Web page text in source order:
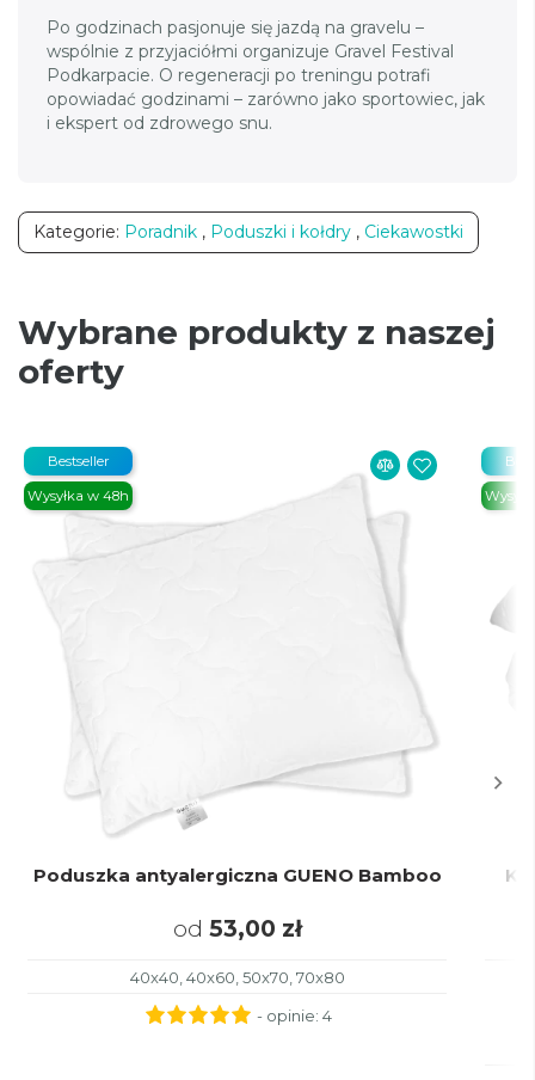
Po godzinach pasjonuje się jazdą na gravelu –
wspólnie z przyjaciółmi organizuje Gravel Festival
Podkarpacie. O regeneracji po treningu potrafi
opowiadać godzinami – zarówno jako sportowiec, jak
i ekspert od zdrowego snu.
Kategorie: Poradnik , Poduszki i kołdry , Ciekawostki
Wybrane produkty z naszej
oferty
Poduszka antyalergiczna GUENO Bamboo
od 53,00 zł
40x40, 40x60, 50x70, 70x80
Bestseller
Wysyłka w 48h
- opinie: 4